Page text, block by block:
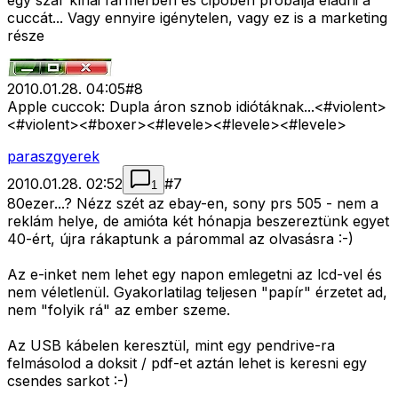
cuccát... Vagy ennyire igénytelen, vagy ez is a marketing
része
2010.01.28. 04:05#8
Apple cuccok: Dupla áron sznob idiótáknak...<#violent>
<#violent><#boxer><#levele><#levele><#levele>
paraszgyerek
2010.01.28. 02:52
1 #7
80ezer...? Nézz szét az ebay-en, sony prs 505 - nem a
reklám helye, de amióta két hónapja beszereztünk egyet
40-ért, újra rákaptunk a párommal az olvasásra :-)
Az e-inket nem lehet egy napon emlegetni az lcd-vel és
nem véletlenül. Gyakorlatilag teljesen "papír" érzetet ad,
nem "folyik rá" az ember szeme.
Az USB kábelen keresztül, mint egy pendrive-ra
felmásolod a doksit / pdf-et aztán lehet is keresni egy
csendes sarkot :-)